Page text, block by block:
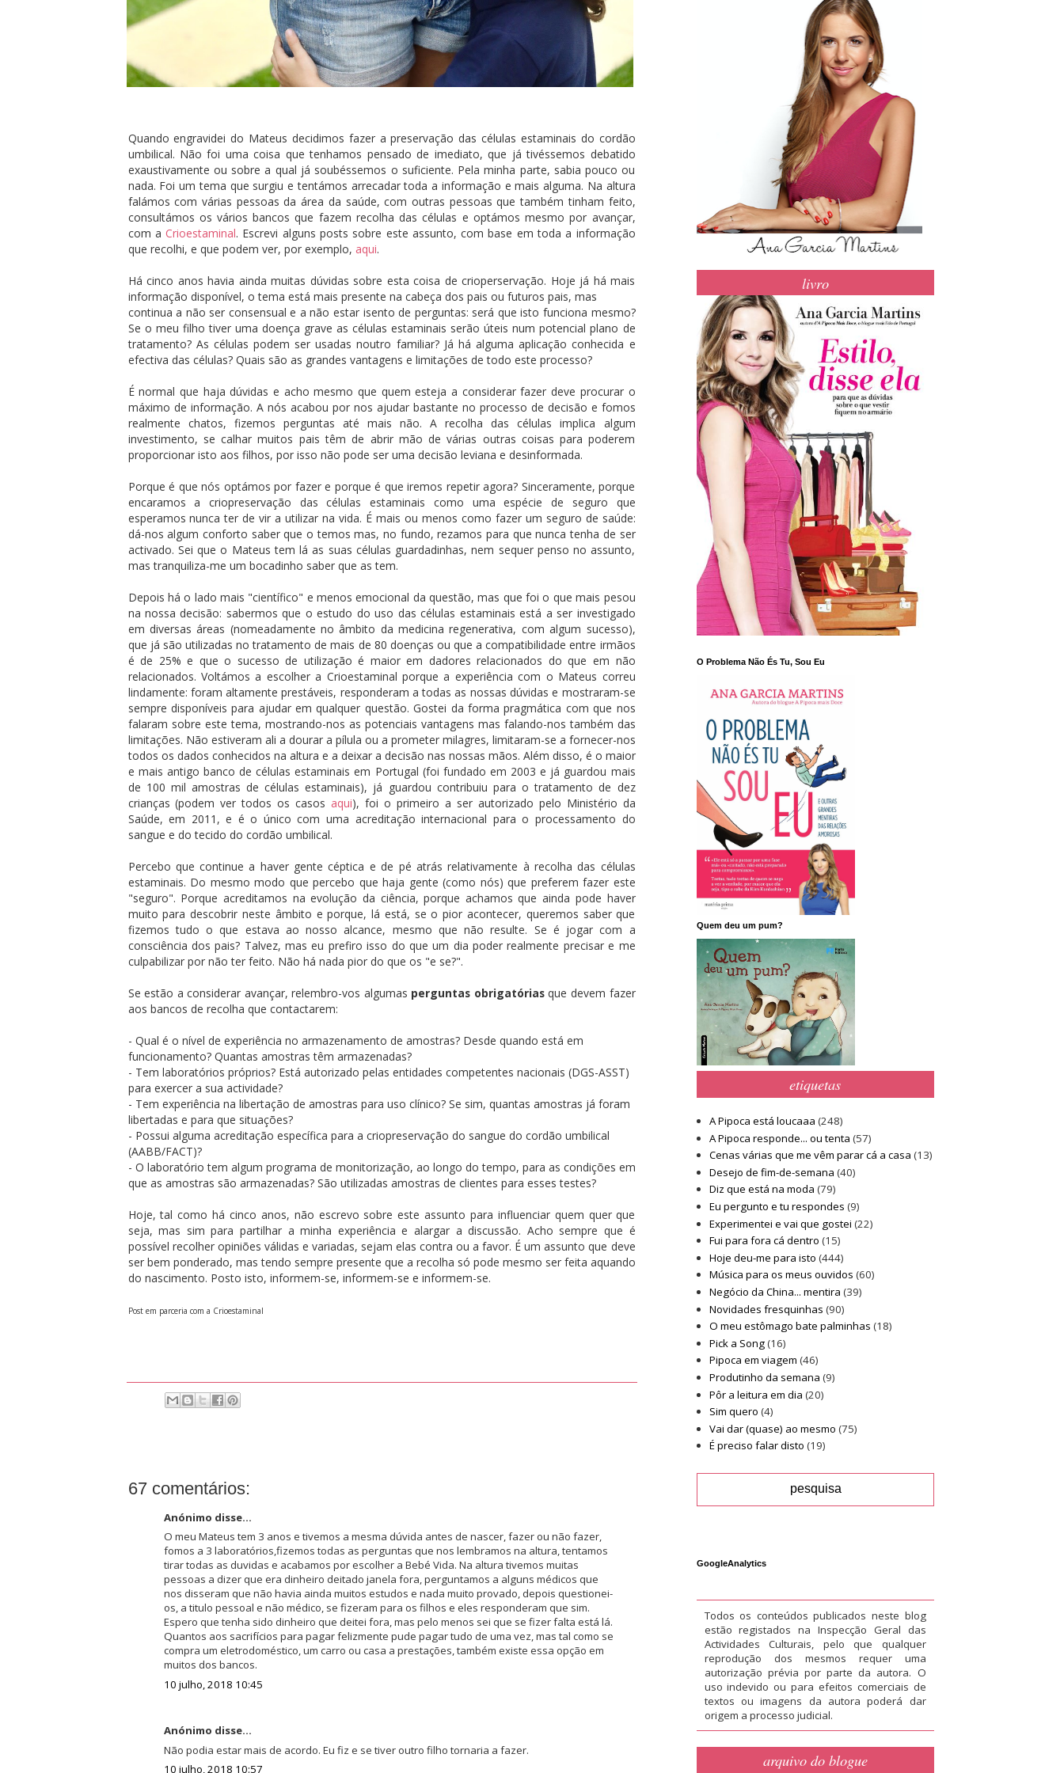
Quando engravidei do Mateus decidimos fazer a preservação das células estaminais do cordão
umbilical. Não foi uma coisa que tenhamos pensado de imediato, que já tivéssemos debatido
exaustivamente ou sobre a qual já soubéssemos o suficiente. Pela minha parte, sabia pouco ou
nada. Foi um tema que surgiu e tentámos arrecadar toda a informação e mais alguma. Na altura
falámos com várias pessoas da área da saúde, com outras pessoas que também tinham feito,
consultámos os vários bancos que fazem recolha das células e optámos mesmo por avançar,
com aCrioestaminal. Escrevi alguns posts sobre este assunto, com base em toda a informação
que recolhi, e que podem ver, por exemplo, aqui.
Há cinco anos havia ainda muitas dúvidas sobre esta coisa de crioperservação. Hoje já há mais
informação disponível, o tema está mais presente na cabeça dos pais ou futuros pais, mas
continua a não ser consensual e a não estar isento de perguntas: será que isto funciona mesmo?
Se o meu filho tiver uma doença grave as células estaminais serão úteis num potencial plano de
tratamento? As células podem ser usadas noutro familiar? Já há alguma aplicação conhecida e
efectiva das células? Quais são as grandes vantagens e limitações de todo este processo?
É normal que haja dúvidas e acho mesmo que quem esteja a considerar fazer deve procurar o
máximo de informação. A nós acabou por nos ajudar bastante no processo de decisão e fomos
realmente chatos, fizemos perguntas até mais não. A recolha das células implica algum
investimento, se calhar muitos pais têm de abrir mão de várias outras coisas para poderem
proporcionar isto aos filhos, por isso não pode ser uma decisão leviana e desinformada.
Porque é que nós optámos por fazer e porque é que iremos repetir agora? Sinceramente, porque
encaramos a criopreservação das células estaminais como uma espécie de seguro que
esperamos nunca ter de vir a utilizar na vida. É mais ou menos como fazer um seguro de saúde:
dá-nos algum conforto saber que o temos mas, no fundo, rezamos para que nunca tenha de ser
activado. Sei que o Mateus tem lá as suas células guardadinhas, nem sequer penso no assunto,
mas tranquiliza-me um bocadinho saber que as tem.
Depois há o lado mais "científico" e menos emocional da questão, mas que foi o que mais pesou
na nossa decisão: sabermos que o estudo do uso das células estaminais está a ser investigado
em diversas áreas (nomeadamente no âmbito da medicina regenerativa, com algum sucesso),
que já são utilizadas no tratamento de mais de 80 doenças ou que a compatibilidade entre irmãos
é de 25% e que o sucesso de utilização é maior em dadores relacionados do que em não
relacionados. Voltámos a escolher a Crioestaminal porque a experiência com o Mateus correu
lindamente: foram altamente prestáveis, responderam a todas as nossas dúvidas e mostraram-se
sempre disponíveis para ajudar em qualquer questão. Gostei da forma pragmática com que nos
falaram sobre este tema, mostrando-nos as potenciais vantagens mas falando-nos também das
limitações. Não estiveram ali a dourar a pílula ou a prometer milagres, limitaram-se a fornecer-nos
todos os dados conhecidos na altura e a deixar a decisão nas nossas mãos. Além disso, é o maior
e mais antigo banco de células estaminais em Portugal (foi fundado em 2003 e já guardou mais
de 100 mil amostras de células estaminais), já guardou contribuiu para o tratamento de dez
crianças (podem ver todos os casos aqui), foi o primeiro a ser autorizado pelo Ministério da
Saúde, em 2011, e é o único com uma acreditação internacional para o processamento do
sangue e do tecido do cordão umbilical.
Percebo que continue a haver gente céptica e de pé atrás relativamente à recolha das células
estaminais. Do mesmo modo que percebo que haja gente (como nós) que preferem fazer este
"seguro". Porque acreditamos na evolução da ciência, porque achamos que ainda pode haver
muito para descobrir neste âmbito e porque, lá está, se o pior acontecer, queremos saber que
fizemos tudo o que estava ao nosso alcance, mesmo que não resulte. Se é jogar com a
consciência dos pais? Talvez, mas eu prefiro isso do que um dia poder realmente precisar e me
culpabilizar por não ter feito. Não há nada pior do que os "e se?".
Se estão a considerar avançar, relembro-vos algumas perguntas obrigatóriasque devem fazer
aos bancos de recolha que contactarem:
- Qual é o nível de experiência no armazenamento de amostras? Desde quando está em
funcionamento? Quantas amostras têm armazenadas?
- Tem laboratórios próprios? Está autorizado pelas entidades competentes nacionais (DGS-ASST)
para exercer a sua actividade?
- Tem experiência na libertação de amostras para uso clínico? Se sim, quantas amostras já foram
libertadas e para que situações?
- Possui alguma acreditação específica para a criopreservação do sangue do cordão umbilical
(AABB/FACT)?
- O laboratório tem algum programa de monitorização, ao longo do tempo, para as condições em
que as amostras são armazenadas? São utilizadas amostras de clientes para esses testes?
Hoje, tal como há cinco anos, não escrevo sobre este assunto para influenciar quem quer que
seja, mas sim para partilhar a minha experiência e alargar a discussão. Acho sempre que é
possível recolher opiniões válidas e variadas, sejam elas contra ou a favor. É um assunto que deve
ser bem ponderado, mas tendo sempre presente que a recolha só pode mesmo ser feita aquando
do nascimento. Posto isto, informem-se, informem-se e informem-se.
Post em parceria com a Crioestaminal
67 comentários:
Anónimo disse...
O meu Mateus tem 3 anos e tivemos a mesma dúvida antes de nascer, fazer ou não fazer,
fomos a 3 laboratórios,fizemos todas as perguntas que nos lembramos na altura, tentamos
tirar todas as duvidas e acabamos por escolher a Bebé Vida. Na altura tivemos muitas
pessoas a dizer que era dinheiro deitado janela fora, perguntamos a alguns médicos que
nos disseram que não havia ainda muitos estudos e nada muito provado, depois questionei-
os, a titulo pessoal e não médico, se fizeram para os filhos e eles responderam que sim.
Espero que tenha sido dinheiro que deitei fora, mas pelo menos sei que se fizer falta está lá.
Quantos aos sacrifícios para pagar felizmente pude pagar tudo de uma vez, mas tal como se
compra um eletrodoméstico, um carro ou casa a prestações, também existe essa opção em
muitos dos bancos.
10 julho, 2018 10:45
Anónimo disse...
Não podia estar mais de acordo. Eu fiz e se tiver outro filho tornaria a fazer.
10 julho, 2018 10:57
livro
O Problema Não És Tu, Sou Eu
Quem deu um pum?
etiquetas
A Pipoca está loucaaa (248)
A Pipoca responde... ou tenta (57)
Cenas várias que me vêm parar cá a casa (13)
Desejo de fim-de-semana (40)
Diz que está na moda (79)
Eu pergunto e tu respondes (9)
Experimentei e vai que gostei (22)
Fui para fora cá dentro (15)
Hoje deu-me para isto (444)
Música para os meus ouvidos (60)
Negócio da China... mentira (39)
Novidades fresquinhas (90)
O meu estômago bate palminhas (18)
Pick a Song(16)
Pipoca em viagem (46)
Produtinho da semana (9)
Pôr a leitura em dia (20)
Sim quero (4)
Vai dar (quase) ao mesmo (75)
É preciso falar disto (19)
GoogleAnalytics
Todos os conteúdos publicados neste blog
estão registados na Inspecção Geral das
Actividades Culturais, pelo que qualquer
reprodução dos mesmos requer uma
autorização prévia por parte da autora. O
uso indevido ou para efeitos comerciais de
textos ou imagens da autora poderá dar
origem a processo judicial.
arquivo do blogue